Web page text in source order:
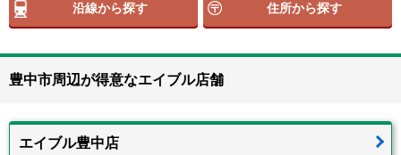
沿線から探す 住所から探す
豊中市周辺が得意なエイブル店舗
エイブル豊中店